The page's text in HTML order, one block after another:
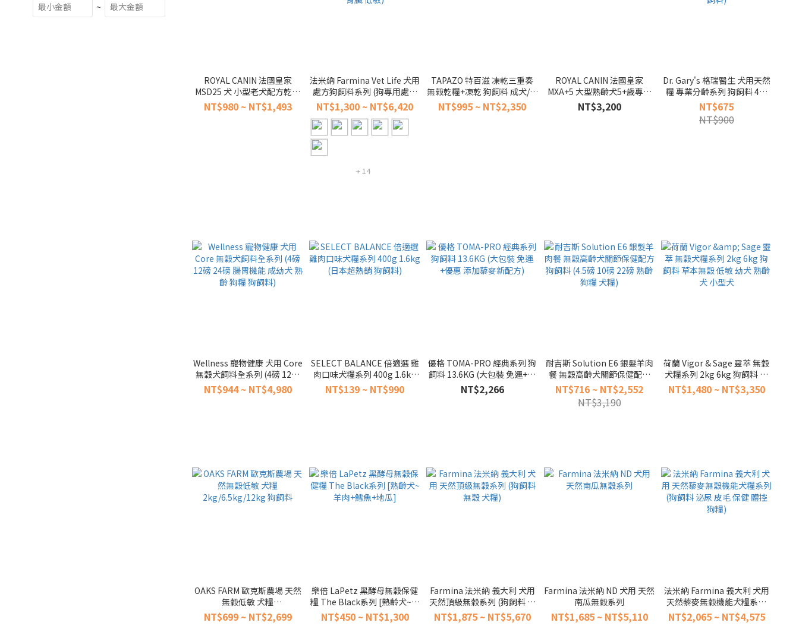
~
ROYAL CANIN 法國皇家
MSD25 犬 小型老犬配方乾糧
（8歲以上）
NT$980 ~ NT$1,493
法米納 Farmina Vet Life 犬用
處方狗飼料系列 (狗專用處方
血糖 心血管 肝臟 關節 皮膚 腎
臟 低敏)
NT$1,300 ~ NT$6,420
+ 14
TAPAZO 特百滋 凍乾三重奏
無榖乾糧+凍乾 狗飼料 成犬/幼
犬 凍乾 犬糧
NT$995 ~ NT$2,350
ROYAL CANIN 法國皇家
MXA+5 大型熟齡犬5+歲專用
乾糧 15kg 狗飼料
NT$3,200
Dr. Gary's 格瑞醫生 犬用天然
糧 專業分齡系列 狗飼料 4磅
(成幼犬 熟齡 全齡 犬飼料)
NT$675
NT$900
Wellness 寵物健康 犬用 Core
無穀犬飼料全系列 (4磅 12磅
24磅 腸胃機能 成幼犬 熟齡 狗
糧 狗飼料)
NT$944 ~ NT$4,980
SELECT BALANCE 倍適選 雞
肉口味犬糧系列 400g 1.6kg
(日本超熱銷 狗飼料)
NT$139 ~ NT$990
優格 TOMA-PRO 經典系列 狗
飼料 13.6KG (大包裝 免運+優
惠 添加藜麥新配方)
NT$2,266
耐吉斯 Solution E6 銀髮羊肉
餐 無穀高齡犬關節保健配方
狗飼料 (4.5磅 10磅 22磅 熟齡
狗糧 犬糧)
NT$716 ~ NT$2,552
NT$3,190
荷蘭 Vigor & Sage 靈萃 無穀
犬糧系列 2kg 6kg 狗飼料 草
本無穀 低敏 幼犬 熟齡犬 小型
NT$1,480 ~ NT$3,350
OAKS FARM 歐克斯農場 天然
無穀低敏 犬糧
2kg/6.5kg/12kg 狗飼料
NT$699 ~ NT$2,699
樂倍 LaPetz 黑酵母無穀保健
糧 The Black系列 [熟齡犬~羊
肉+鱈魚+地瓜]
NT$450 ~ NT$1,300
Farmina 法米納 義大利 犬用
天然頂級無穀系列 (狗飼料 無
穀 犬糧)
NT$1,875 ~ NT$5,670
Farmina 法米納 ND 犬用 天然
南瓜無穀系列
NT$1,685 ~ NT$5,110
法米納 Farmina 義大利 犬用
天然藜麥無穀機能犬糧系列
(狗飼料 泌尿 皮毛 保健 體控
狗糧)
NT$2,065 ~ NT$4,575